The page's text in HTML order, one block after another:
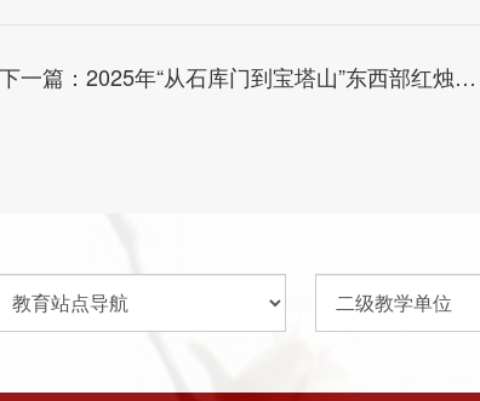
下一篇：2025年“从石库门到宝塔山”东西部红烛研学课程顺利举行